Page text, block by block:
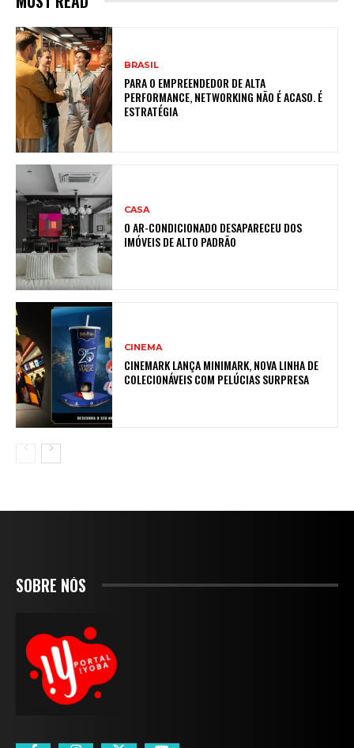
BRASIL
PARA O EMPREENDEDOR DE ALTA
PERFORMANCE, NETWORKING NÃO É ACASO. É
ESTRATÉGIA
CASA
O AR-CONDICIONADO DESAPARECEU DOS
IMÓVEIS DE ALTO PADRÃO
CINEMA
CINEMARK LANÇA MINIMARK, NOVA LINHA DE
COLECIONÁVEIS COM PELÚCIAS SURPRESA
SOBRE NÓS